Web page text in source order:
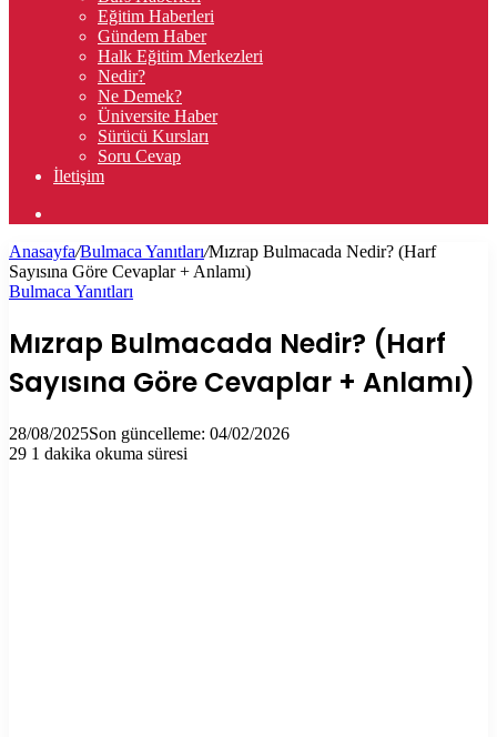
Eğitim Haberleri
Gündem Haber
Halk Eğitim Merkezleri
Nedir?
Ne Demek?
Üniversite Haber
Sürücü Kursları
Soru Cevap
İletişim
...
Anasayfa/Bulmaca Yanıtları/Mızrap Bulmacada Nedir? (Harf
Sayısına Göre Cevaplar + Anlamı)
Bulmaca Yanıtları
Mızrap Bulmacada Nedir? (Harf
Sayısına Göre Cevaplar + Anlamı)
28/08/2025Son güncelleme: 04/02/2026
29 1 dakika okuma süresi